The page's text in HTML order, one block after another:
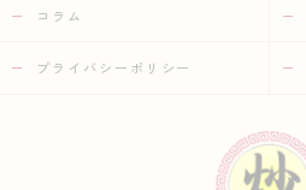
コラム
プライバシーポリシー